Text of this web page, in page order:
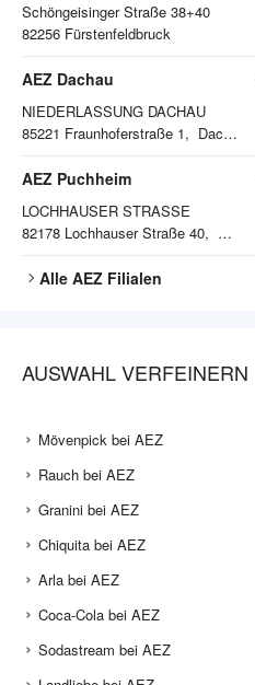
Schöngeisinger Straße 38+40
82256 Fürstenfeldbruck
AEZ Dachau
NIEDERLASSUNG DACHAU
85221 Fraunhoferstraße 1, Dachau
AEZ Puchheim
LOCHHAUSER STRASSE
82178 Lochhauser Straße 40, Puchheim
Alle AEZ Filialen
AUSWAHL VERFEINERN
Mövenpick bei AEZ
Rauch bei AEZ
Granini bei AEZ
Chiquita bei AEZ
Arla bei AEZ
Coca-Cola bei AEZ
Sodastream bei AEZ